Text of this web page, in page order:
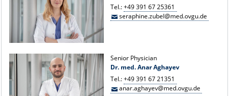
Tel.:+49 391 67 25361
seraphine.zubel@med.ovgu.de
Senior Physician
Dr. med. Anar Aghayev
Tel.:+49 391 67 21351
anar.aghayev@med.ovgu.de